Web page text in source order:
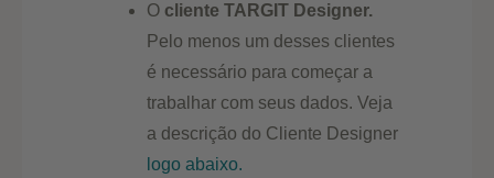
O cliente TARGIT Designer.
Pelo menos um desses clientes
é necessário para começar a
trabalhar com seus dados. Veja
a descrição do Cliente Designer
logo abaixo.